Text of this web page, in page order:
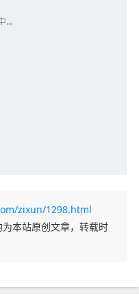
zixun/1298.html
本站原创文章，转载时